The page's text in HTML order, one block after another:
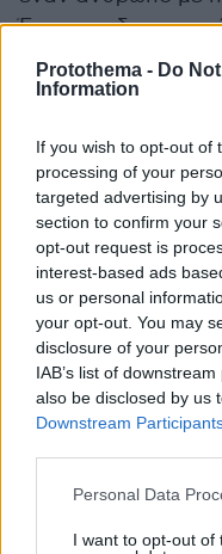
Protothema - Do
Information
If you wish to opt-out of
processing of your
targeted advertising by
section to confirm your
opt-out request is
interest-based ads
us or personal
your opt-out. You may
disclosure of your
IAB’s list of
also be disclosed by us
Downstream
Please note that this
not limited to your visit
Personal Data
I want to opt-out of
Έναν
συστατικό του
Ελλάδα με την
πολιτισμό και
κατανοήσει
να διαπιστώσει
περιπτώσεις το
εθνικού
παράδειγμα για
οδηγεί σε
συνειρμούς.»
Ο ίδιος, μάλιστα,
πως το ρεύμα του
ακτιβισμός που